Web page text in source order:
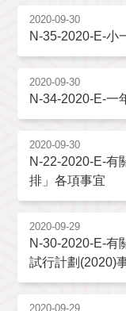
2020-09-30
N-35-2020-E-小
2020-09-30
N-34-2020-E-一
2020-09-30
N-22-2020-E-有
排」各項事宜
2020-09-29
N-30-2020-E-有
試行計劃(2020)
2020-09-29